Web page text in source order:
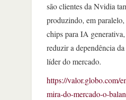
são clientes da Nvidia
produzindo, em
chips para IA
reduzir a dependência
líder do mercado.
https://valor.globo.com/
mira-do-mercado-o-